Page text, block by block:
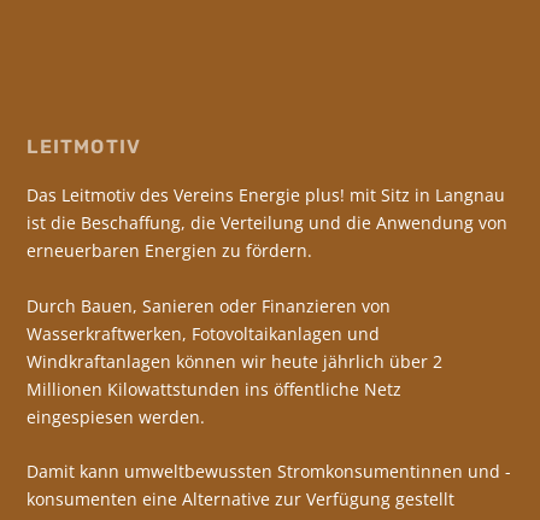
LEITMOTIV
Das Leitmotiv des Vereins Energie plus! mit Sitz in Langnau
ist die Beschaffung, die Verteilung und die Anwendung von
erneuerbaren Energien zu fördern.
Durch Bauen, Sanieren oder Finanzieren von
Wasserkraftwerken, Fotovoltaikanlagen und
Windkraftanlagen können wir heute jährlich über 2
Millionen Kilowattstunden ins öffentliche Netz
eingespiesen werden.
Damit kann umweltbewussten Stromkonsumentinnen und -
konsumenten eine Alternative zur Verfügung gestellt